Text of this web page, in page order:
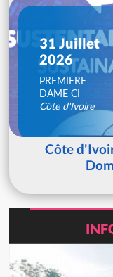
31 Juillet
2026
PREMIERE
DAME CI
Côte d'Ivoire
Côte